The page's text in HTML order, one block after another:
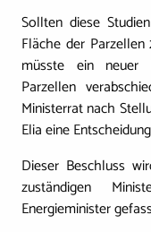
Sollten diese
Fläche der
müsste ein neuer
Parzellen
Ministerrat nach
Elia eine
Dieser Beschluss
zuständigen
Energieminister